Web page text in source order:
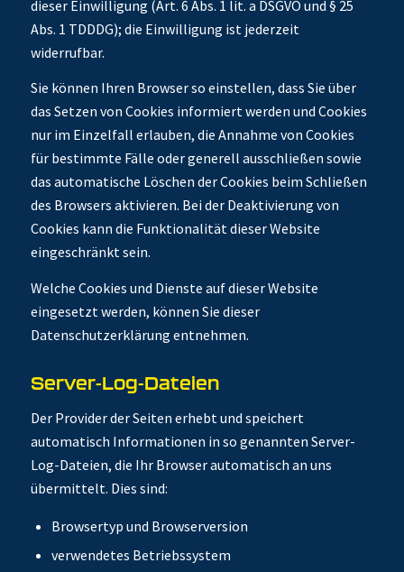
dieser Einwilligung (Art. 6 Abs. 1 lit. a DSGVO und § 25
Abs. 1 TDDDG); die Einwilligung ist jederzeit
widerrufbar.
Sie können Ihren Browser so einstellen, dass Sie über
das Setzen von Cookies informiert werden und Cookies
nur im Einzelfall erlauben, die Annahme von Cookies
für bestimmte Fälle oder generell ausschließen sowie
das automatische Löschen der Cookies beim Schließen
des Browsers aktivieren. Bei der Deaktivierung von
Cookies kann die Funktionalität dieser Website
eingeschränkt sein.
Welche Cookies und Dienste auf dieser Website
eingesetzt werden, können Sie dieser
Datenschutzerklärung entnehmen.
Server-Log-Dateien
Der Provider der Seiten erhebt und speichert
automatisch Informationen in so genannten Server-
Log-Dateien, die Ihr Browser automatisch an uns
übermittelt. Dies sind:
Browsertyp und Browserversion
verwendetes Betriebssystem